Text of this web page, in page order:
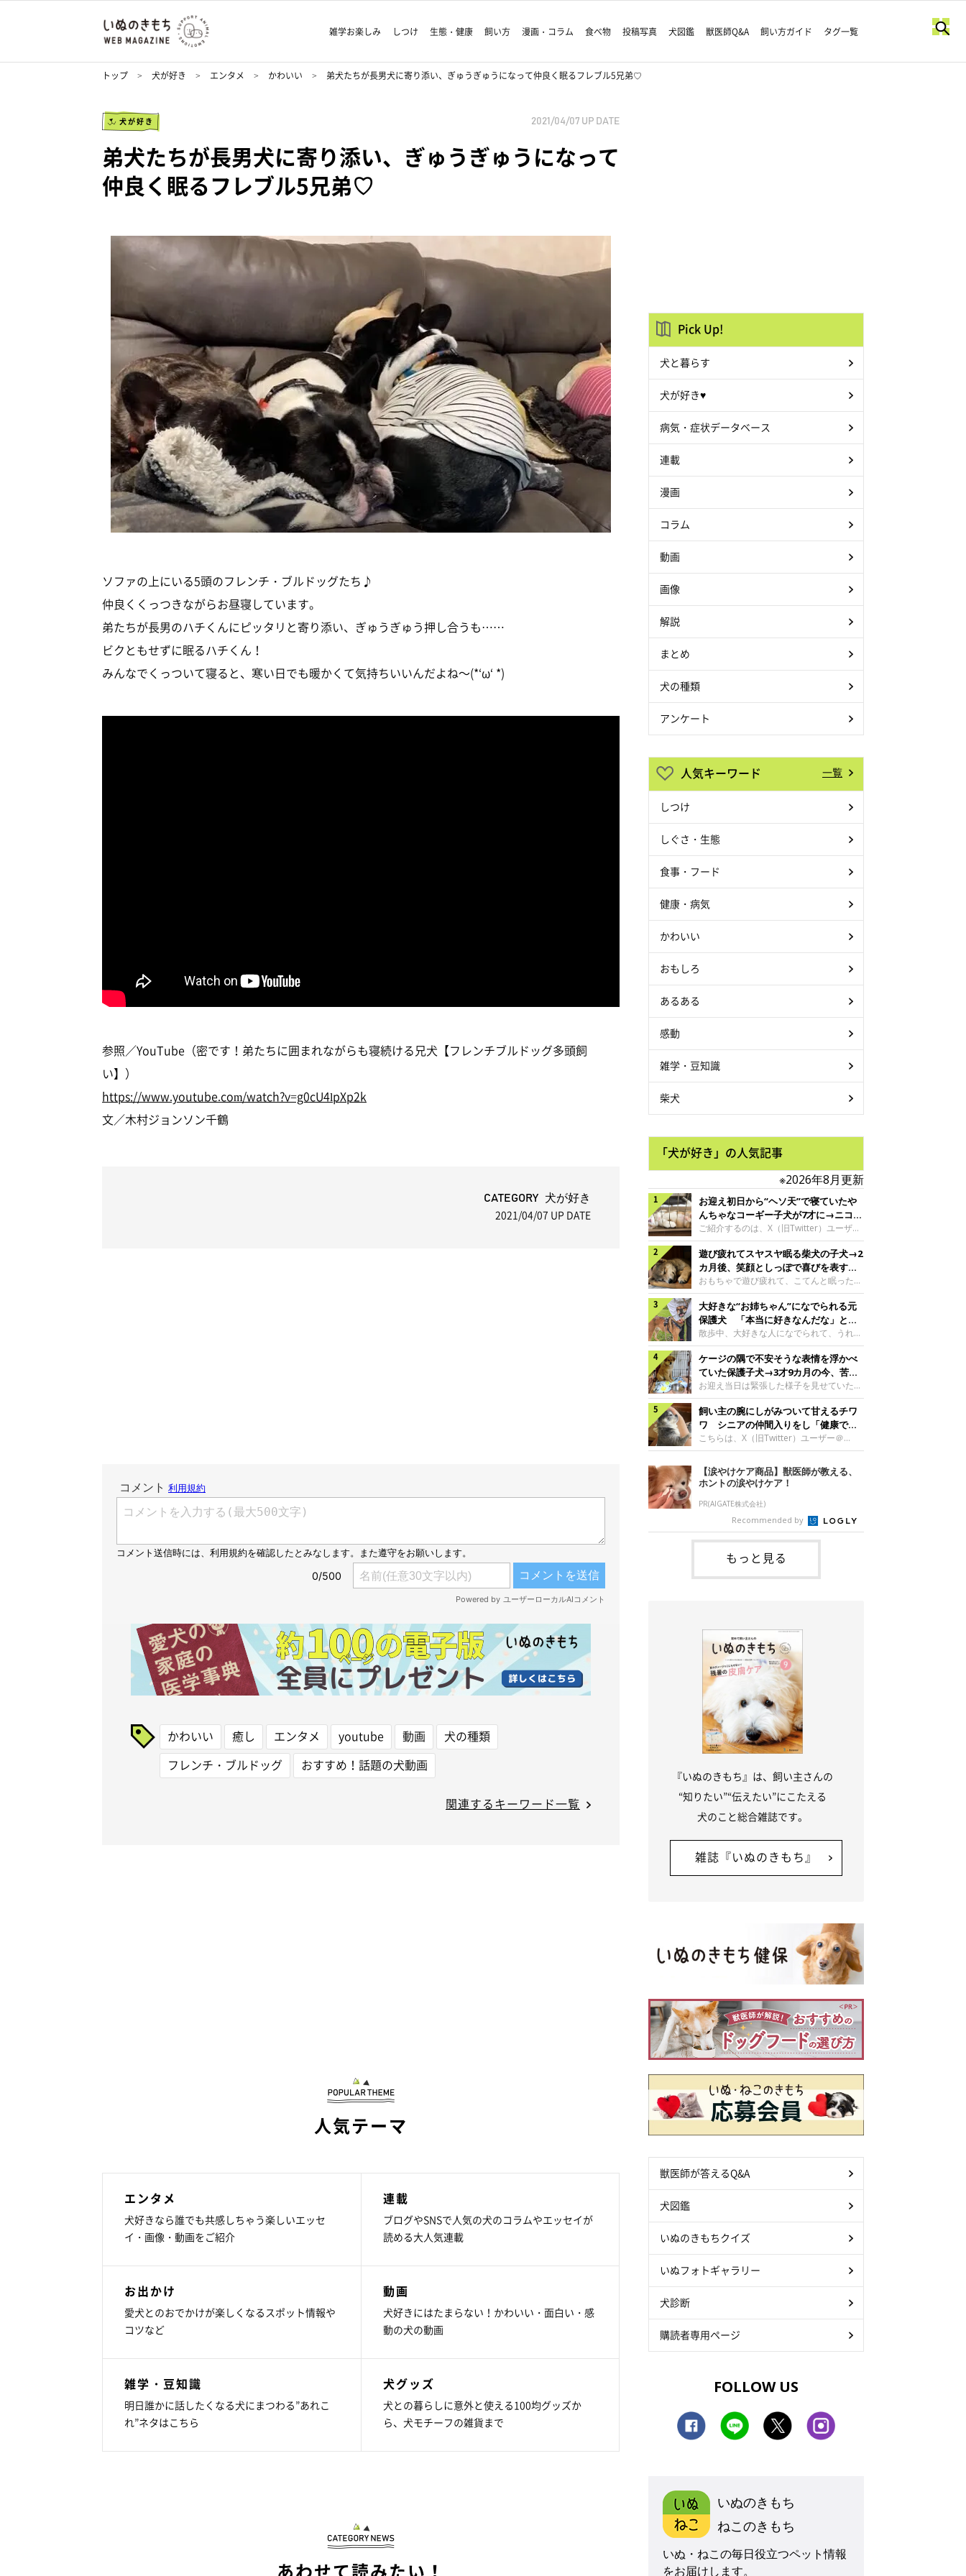
雑学お楽しみ しつけ 生態・健康 飼い方 漫画・コラム 食べ物 投稿写真 犬図鑑 獣医師Q&A 飼い方ガイド タグ一覧
トップ 犬が好き エンタメ かわいい 弟犬たちが長男犬に寄り添い、ぎゅうぎゅうになって仲良く眠るフレブル5兄弟♡
犬が好き 2021/04/07 UP DATE
弟犬たちが長男犬に寄り添い、ぎゅうぎゅうになって
仲良く眠るフレブル5兄弟♡
ソファの上にいる5頭のフレンチ・ブルドッグたち♪
仲良くくっつきながらお昼寝しています。
弟たちが長男のハチくんにピッタリと寄り添い、ぎゅうぎゅう押し合うも……
ビクともせずに眠るハチくん！
みんなでくっついて寝ると、寒い日でも暖かくて気持ちいいんだよね～(*‘ω‘ *)
参照／YouTube（密です！弟たちに囲まれながらも寝続ける兄犬【フレンチブルドッグ多頭飼
い】）
https://www.youtube.com/watch?v=g0cU4lpXp2k
文／木村ジョンソン千鶴
CATEGORY 犬が好き
2021/04/07 UP DATE
かわいい 癒し エンタメ youtube 動画
犬の種類
フレンチ・ブルドッグ
おすすめ！話題の犬動画
関連するキーワード一覧
人気テーマ
エンタメ
犬好きなら誰でも共感しちゃう楽しいエッセ
イ・画像・動画をご紹介
連載
ブログやSNSで人気の犬のコラムやエッセイが
読める大人気連載
お出かけ
愛犬とのおでかけが楽しくなるスポット情報や
コツなど
動画
犬好きにはたまらない！かわいい・面白い・感
動の犬の動画
雑学・豆知識
明日誰かに話したくなる犬にまつわる”あれこ
れ”ネタはこちら
犬グッズ
犬との暮らしに意外と使える100均グッズか
ら、犬モチーフの雑貨まで
Pick Up!
犬と暮らす
犬が好き♥
病気・症状データベース
連載
漫画
コラム
動画
画像
解説
まとめ
犬の種類
アンケート
人気キーワード 一覧
しつけ
しぐさ・生態
食事・フード
健康・病気
かわいい
おもしろ
あるある
感動
雑学・豆知識
柴犬
「犬が好き」の人気記事
※2026年8月更新
お迎え初日から“ヘソ天”で寝ていたや
んちゃなコーギー子犬が7才に→ニコニ
コ“コーギースマイル”が魅力のコに成
長！
ご紹介するのは、X（旧Twitter）ユーザー
＠Kus1oKg2vsgdWS2さんの愛犬でウェル
シュ・コーギー・ペンブロークの神楽ちゃ
ん。今年の8月で7才になるという神楽ちゃ
んですが、いったいどんな子犬時代を過ご
したのでしょうか。今回は、神楽ちゃんの
成長を飼い主さんと振り返ります！神楽ち
ゃんの成長について聞いた！お迎えから数
日後の神楽ちゃん（撮影時生後2カ月）＠
Kus1oKg2vsgdWS2――お迎え当初の神楽
ちゃんの様子について教えてください。飼
い主さん： 「お迎え当日から“ヘソ天”で寝
るようなコでし
遊び疲れてスヤスヤ眠る柴犬の子犬→2
カ月後、笑顔としっぽで喜びを表すコ
に成長！
おもちゃで遊び疲れて、こてんと眠った子
犬。あれから2カ月、表情や行動にさまざ
まな変化が見られるようになりました。遊
び疲れて眠る生後2カ月のなっちゃん遊び
疲れた様子のなっちゃん。@Pkndg_紹介
するのは、X（旧Twitter）ユーザー
@Pkndg_さんの愛犬・なっちゃん（取材
時、生後4カ月／柴犬）。こちらの写真
は、なっちゃんが生後2カ月のころに撮影
された一枚です。この日、なっちゃんは家
族と一緒におもちゃで遊んでいました。た
くさん遊んで疲れたのか、その後は眠り始
めたそうです。眠るなっちゃん。
@Pkndg_
大好きな“お姉ちゃん”になでられる元
保護犬 「本当に好きなんだな」と感
じる表情にほっこり
散歩中、大好きな人になでられて、うれし
そうな表情を見せる元保護犬。甘えるよう
な姿に、見ているこちらまでほっこりしま
す。大好きな“お姉ちゃん”に甘える小次郎
くん妹さんになでてもらい、うれしそうな
表情を見せる小次郎くん（2026年6月撮
影）。@mika_Jimmy紹介するのは、X（旧
Twitter）ユーザー@mika_Jimmyさんの愛
犬・小次郎くん（撮影時5才）。こちら
は、飼い主さんの妹さんと一緒に散歩をし
日、飼い主さんは実家から自宅へ帰る途
中、妹さんと公園で待ち合わせ
ケージの隅で不安そうな表情を浮かべ
ていた保護子犬→3才9カ月の今、苦手
を克服し頼もしいコに成長！
お迎え当日は緊張した様子を見せていた元
野犬の保護子犬。あれから約3年半、苦手
だったことを一つひとつ克服し、家族に寄
り添う姿を見せています。お迎え当日、ケ
ージの隅で不安そうにお迎え当日のシルビ
アちゃん。@nemonemotos今回紹介する
のは、X（旧Twitter）ユーザー
@nemonemotosさんの愛犬・シルビアち
ゃん（撮影当時、生後推定2カ月）。飼い
主さんが「#最初に撮った一枚」として投
稿した写真には、ケージの隅で不安そうな
表情を浮かべるシルビアちゃんの姿が写っ
ていました。こちらは、保護犬だったシル
飼い主の腕にしがみついて甘えるチワ
ワ シニアの仲間入りをし「健康で穏
やかな暮らしが続いてほしい」と願う
こちらは、X（旧Twitter）ユーザー＠
kotubusuke617さんが投稿した写真。写
っているのは、愛犬でチワワのつぶしゃん
（本名：こつぶちゃん）です。飼い主さん
の腕にしがみつくつぶしゃん（撮影時6
才）＠kotubusuke617撮影当時の状況に
ついて伺うと、飼い主さんはこう教えてく
れました。飼い主さん： 「ある休日のこ
とです。私がソファに座った途端にひざの
上にのってきたので、そのままなでながら
テレビを見ていたのですが、微動だにしな
いので気になって見てみると、腕にしがみ
【涙やけケア商品】獣医師が教える、
ホントの涙やけケア！
PR(AIGATE株式会社)
Recommended by
もっと見る
『いぬのきもち』は、飼い主さんの
“知りたい”“伝えたい”にこたえる
犬のこと総合雑誌です。
雑誌『いぬのきもち』
獣医師が答えるQ&A
犬図鑑
いぬのきもちクイズ
いぬフォトギャラリー
犬診断
購読者専用ページ
FOLLOW US
いぬのきもち
ねこのきもち
いぬ・ねこの毎日役立つペット情報
をお届けします。